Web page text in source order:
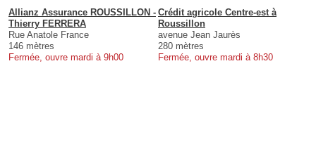
Allianz Assurance ROUSSILLON -
Thierry FERRERA
Rue Anatole France
146 mètres
Fermée, ouvre mardi à 9h00
Crédit agricole Centre-est à
Roussillon
avenue Jean Jaurès
280 mètres
Fermée, ouvre mardi à 8h30